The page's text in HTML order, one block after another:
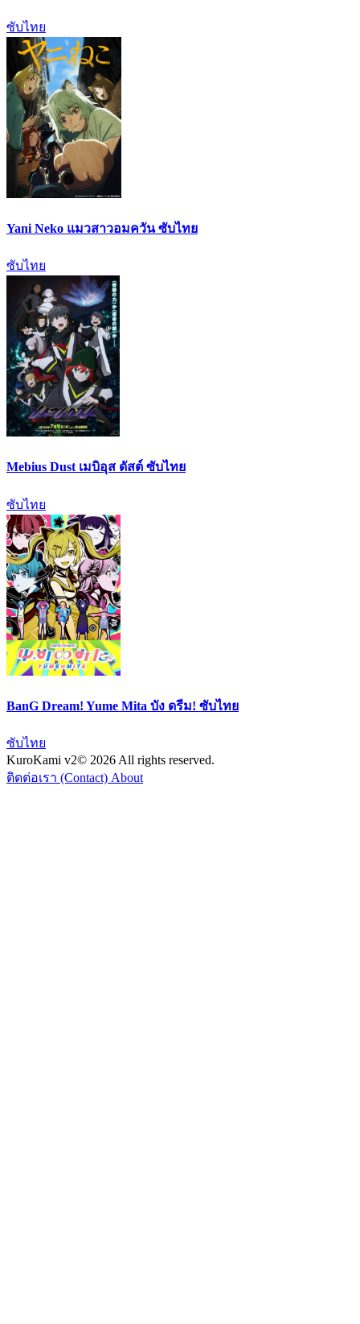
ซับไทย
Yani Neko แมวสาวอมควัน ซับไทย
ซับไทย
Mebius Dust เมบิอุส ดัสต์ ซับไทย
ซับไทย
BanG Dream! Yume Mita บัง ดรีม! ซับไทย
ซับไทย
KuroKami v2© 2026 All rights reserved.
ติดต่อเรา (Contact) About